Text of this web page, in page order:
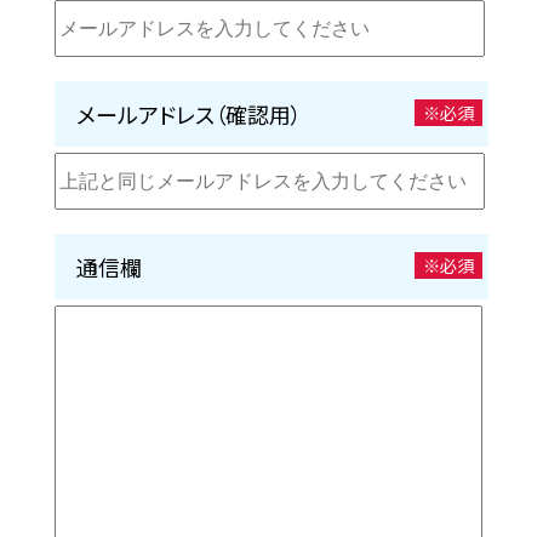
メールアドレス（確認用） ※必須
通信欄 ※必須